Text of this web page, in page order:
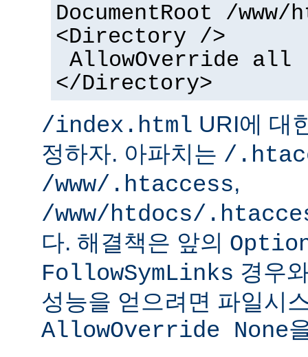
DocumentRoot /www/
<Directory />
AllowOverride all
</Directory>
/index.html URI에 대
정하자. 아파치는 /
/www/.htaccess,
/www/htdocs/
다. 해결책은 앞의
FollowSymLinks 경우
성능을 얻으려면 파일시
AllowOverride None